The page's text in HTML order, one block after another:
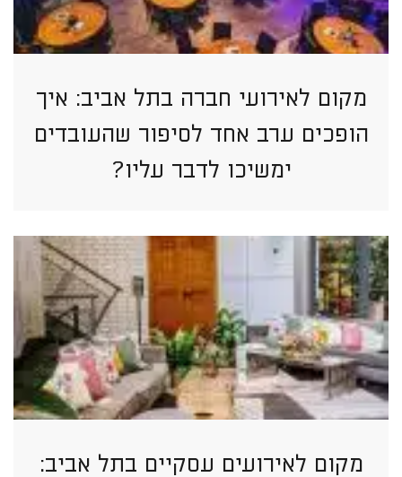
מקום לאירועי חברה בתל אביב: איך
הופכים ערב אחד לסיפור שהעובדים
ימשיכו לדבר עליו?
מקום לאירועים עסקיים בתל אביב: